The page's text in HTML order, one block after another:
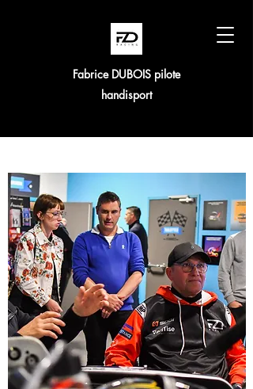
Fabrice DUBOIS pilote
handisport